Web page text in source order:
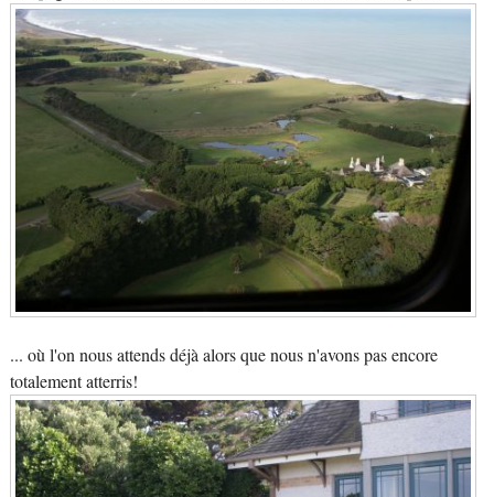
... où l'on nous attends déjà alors que nous n'avons pas encore
totalement atterris!